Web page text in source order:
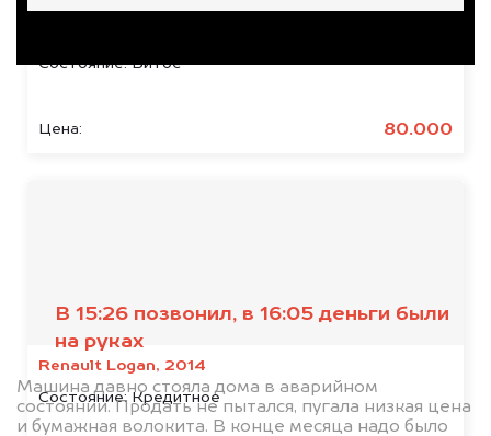
Состояние:Битое
Цена: 80.000
Renault Logan, 2014
Состояние: Кредитное
В 15:26 позвонил, в 16:05 деньги были
на руках
Машина давно стояла дома в аварийном
состоянии. Продать не пытался, пугала низкая цена
и бумажная волокита. В конце месяца надо было